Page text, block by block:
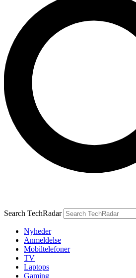
Search TechRadar
Nyheder
Anmeldelse
Mobiltelefoner
TV
Laptops
Gaming